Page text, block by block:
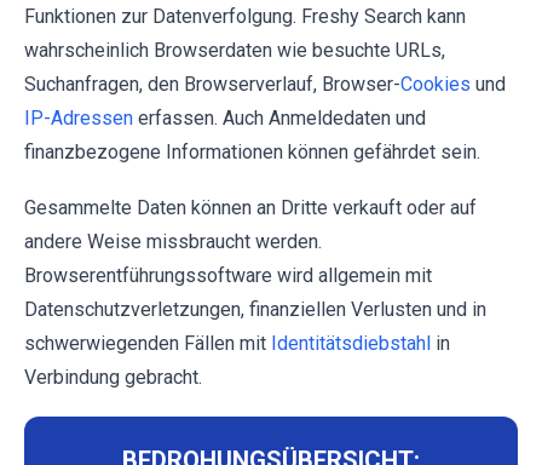
Funktionen zur Datenverfolgung. Freshy Search kann
wahrscheinlich Browserdaten wie besuchte URLs,
Suchanfragen, den Browserverlauf, Browser-Cookies und
IP-Adressen erfassen. Auch Anmeldedaten und
finanzbezogene Informationen können gefährdet sein.
Gesammelte Daten können an Dritte verkauft oder auf
andere Weise missbraucht werden.
Browserentführungssoftware wird allgemein mit
Datenschutzverletzungen, finanziellen Verlusten und in
schwerwiegenden Fällen mit Identitätsdiebstahl in
Verbindung gebracht.